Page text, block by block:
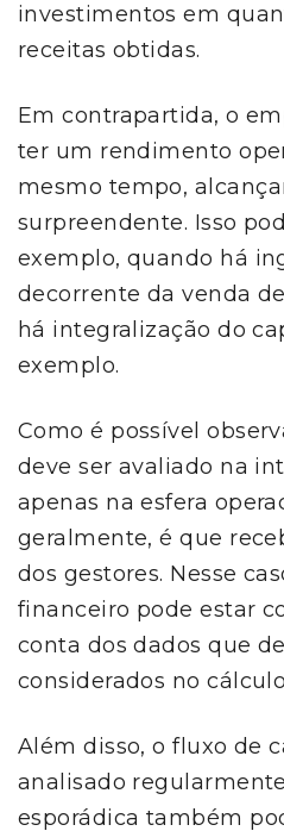
investimentos em
receitas obtidas.
Em contrapartida, o
ter um rendimento
mesmo tempo,
surpreendente. Isso
exemplo, quando há
decorrente da venda
há integralização do
exemplo.
Como é possível
deve ser avaliado na
apenas na esfera
geralmente, é que
dos gestores. Nesse
financeiro pode estar
conta dos dados que
considerados no
Além disso, o fluxo de
analisado
esporádica também